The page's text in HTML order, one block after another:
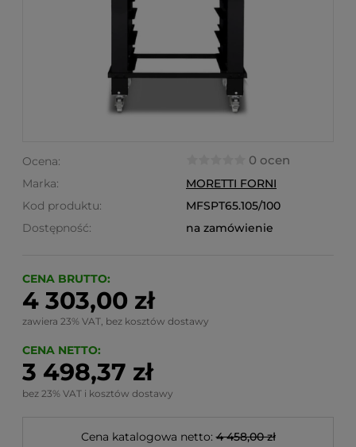
Ocena: 0 ocen
Marka:
MORETTI FORNI
Kod produktu:
MFSPT65.105/100
Dostępność:
na zamówienie
CENA BRUTTO:
4 303,00 zł
zawiera 23% VAT, bez kosztów dostawy
CENA NETTO:
3 498,37 zł
bez 23% VAT i kosztów dostawy
Cena katalogowa netto: 4 458,00 zł